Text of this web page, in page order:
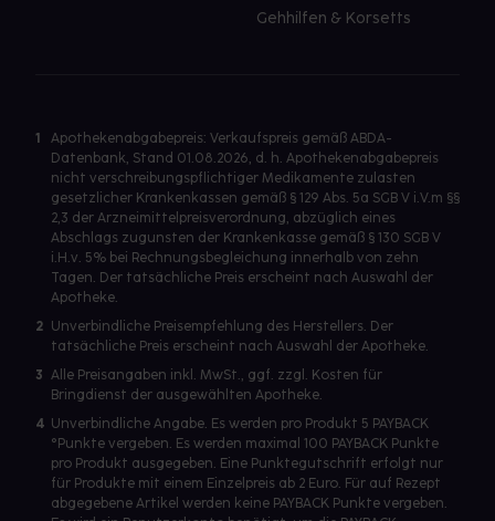
Gehhilfen & Korsetts
1
Apothekenabgabepreis: Verkaufspreis gemäß ABDA-
Datenbank, Stand 01.08.2026, d. h. Apothekenabgabepreis
nicht verschreibungspflichtiger Medikamente zulasten
gesetzlicher Krankenkassen gemäß § 129 Abs. 5a SGB V i.V.m §§
2,3 der Arzneimittelpreisverordnung, abzüglich eines
Abschlags zugunsten der Krankenkasse gemäß § 130 SGB V
i.H.v. 5% bei Rechnungsbegleichung innerhalb von zehn
Tagen. Der tatsächliche Preis erscheint nach Auswahl der
Apotheke.
2 Unverbindliche Preisempfehlung des Herstellers. Der
tatsächliche Preis erscheint nach Auswahl der Apotheke.
3 Alle Preisangaben inkl. MwSt., ggf. zzgl. Kosten für
Bringdienst der ausgewählten Apotheke.
4 Unverbindliche Angabe. Es werden pro Produkt 5 PAYBACK
°Punkte vergeben. Es werden maximal 100 PAYBACK Punkte
pro Produkt ausgegeben. Eine Punktegutschrift erfolgt nur
für Produkte mit einem Einzelpreis ab 2 Euro. Für auf Rezept
abgegebene Artikel werden keine PAYBACK Punkte vergeben.